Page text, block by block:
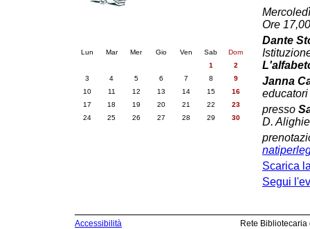
Ore 17,00
Dante
Janna
educatori
presso
D.
Scarica
Segui
Lun Mar Mer Gio Ven Sab
Dom
1
2
3
4 5 6 7 8
9
10
11 12 13 14 15
16
17
18 19 20 21 22
23
24
25 26 27 28 29 30
Accessibilità
Rete